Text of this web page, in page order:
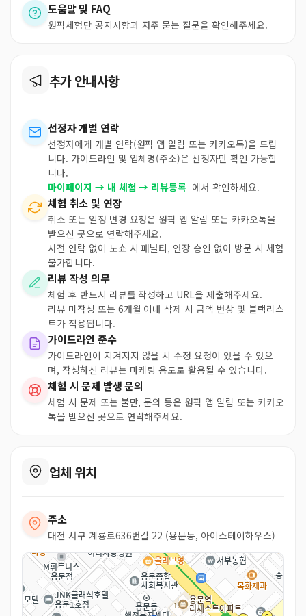
도움말 및 FAQ
원픽체험단 공지사항과 자주 묻는 질문을 확인해주세요.
추가 안내사항
선정자 개별 연락
선정자에게 개별 연락(원픽 앱 알림 또는 카카오톡)을 드립
니다. 가이드라인 및 업체명(주소)은 선정자만 확인 가능합
니다.
마이페이지 → 내 체험 → 리뷰등록 에서 확인하세요.
체험 취소 및 연장
취소 또는 일정 변경 요청은 원픽 앱 알림 또는 카카오톡을
받으신 곳으로 연락해주세요.
사전 연락 없이 노쇼 시 패널티, 연장 승인 없이 방문 시 체험
불가합니다.
리뷰 작성 의무
체험 후 반드시 리뷰를 작성하고 URL을 제출해주세요.
리뷰 미작성 또는 6개월 이내 삭제 시 금액 변상 및 블랙리스
트가 적용됩니다.
가이드라인 준수
가이드라인이 지켜지지 않을 시 수정 요청이 있을 수 있으
며, 작성하신 리뷰는 마케팅 용도로 활용될 수 있습니다.
체험 시 문제 발생 문의
체험 시 문제 또는 불만, 문의 등은 원픽 앱 알림 또는 카카오
톡을 받으신 곳으로 연락해주세요.
업체 위치
주소
대전 서구 계룡로636번길 22 (용문동, 아이스테이하우스)